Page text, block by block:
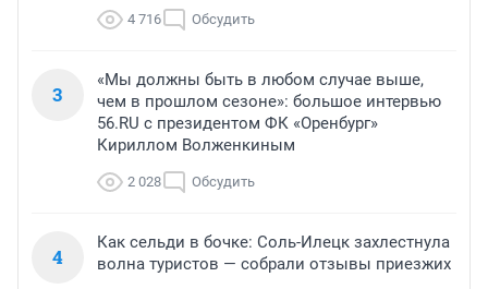
4 716 Обсудить
3
«Мы должны быть в любом случае выше,
чем в прошлом сезоне»: большое интервью
56.RU с президентом ФК «Оренбург»
Кириллом Волженкиным
2 028 Обсудить
4
Как сельди в бочке: Соль-Илецк захлестнула
волна туристов — собрали отзывы приезжих